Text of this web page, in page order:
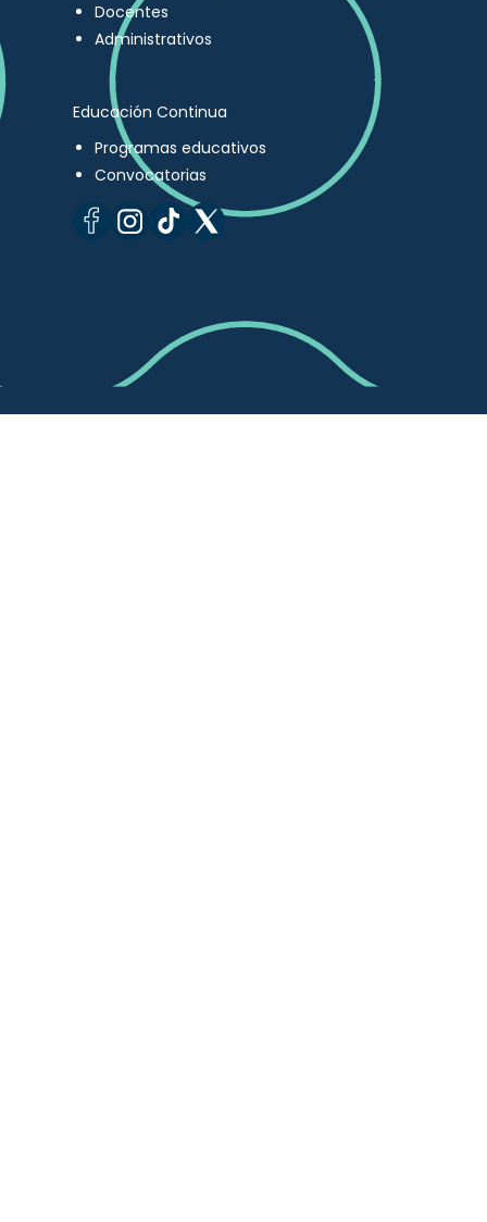
Docentes
Administrativos
Educación Continua
Programas educativos
Convocatorias